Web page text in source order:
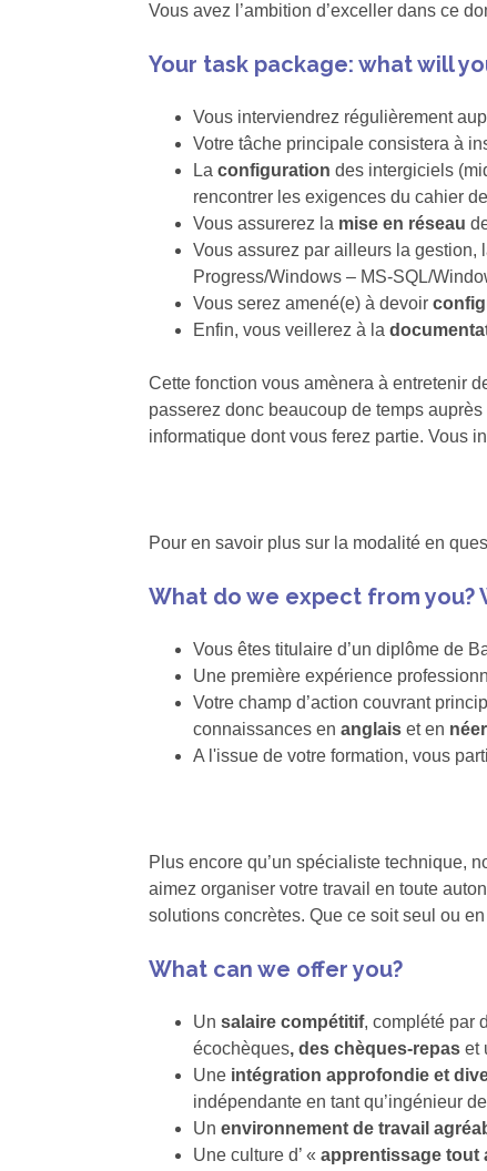
Vous avez l’ambition d’exceller dans ce
Your task package: what will
Vous interviendrez régulièrement
Votre tâche principale consistera à
Laconfigurationdes intergiciels
rencontrer les exigences du cahier
Vous assurerez la mise en réseau
Vous assurez par ailleurs la
Progress/Windows – MS-SQL/
Vous serez amené(e) à devoir
Enfin, vous veillerez à la
Cette fonction vous amènera à entretenir
passerez donc beaucoup de temps
informatique dont vous ferez partie. Vous
Pour en savoir plus sur la modalité en
What do we expect from you?
Vous êtes titulaire d’un diplôme de
Une première expérience
Votre champ d’action couvrant
connaissances enanglais et en
A l'issue de votre formation, vous
Plus encore qu’un spécialiste technique,
aimez organiser votre travail en toute
solutions concrètes. Que ce soit seul ou
What can we offer you?
Un salaire compétitif, complété par
écochèques, des chèques-repas et
Une intégration approfondie et
indépendante en tant qu’ingénieur
Unenvironnement de travail
Une culture d’ « apprentissage tout